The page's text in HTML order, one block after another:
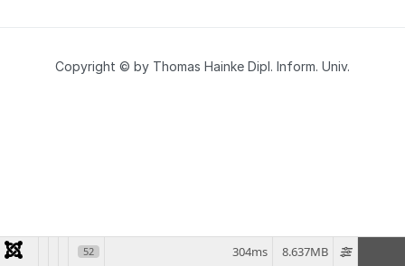
Copyright © by Thomas Hainke Dipl. Inform. Univ.
52 8.637MB
304ms